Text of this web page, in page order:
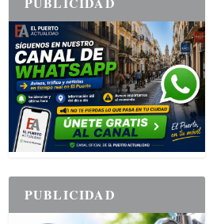
PUBLICIDAD